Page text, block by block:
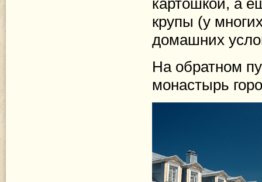
картошкой, а
крупы (у
домашних
На обратном
монастырь